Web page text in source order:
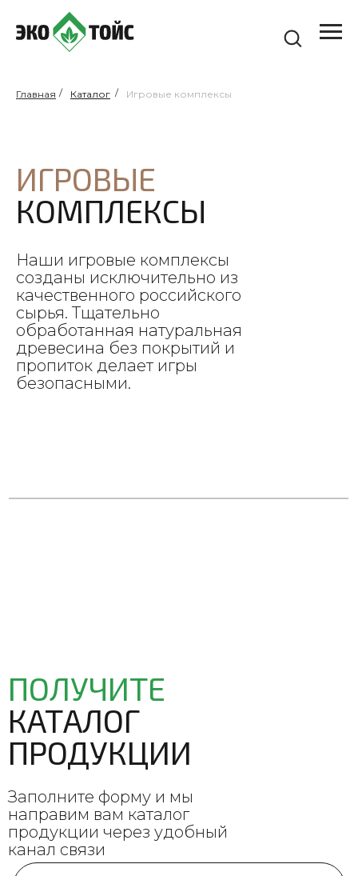
Главная / Каталог / Игровые комплексы
Наши игровые комплексы
созданы исключительно из
качественного российского
сырья. Тщательно
обработанная натуральная
древесина без покрытий и
пропиток делает игры
безопасными.
ИГРОВЫЕ
КОМПЛЕКСЫ
Заполните форму и мы
направим вам каталог
продукции через удобный
канал связи
ПОЛУЧИТЕ
КАТАЛОГ
ПРОДУКЦИИ